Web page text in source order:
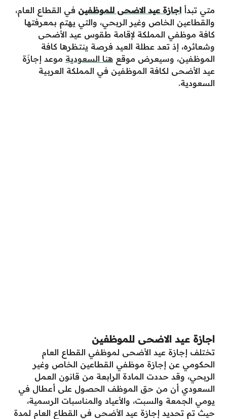
متي تبدأ اجازة عيد الاضحى للموظفين في القطاع العام،
والقطاعين الخاص وغير الربحي، والتي يهتم بمعرفتها
كافة موظفي المملكة لإقامة طقوس عيد الأضحى
وشعائره، إذ تعد عطلة العيد فرصة ينتظرها كافة
الموظفين، وسيعرض موقع هنا السعودية موعد إجازَة
عيد الأضحى لكافة الموظفين في المملكة العربية
السعودية.
اجازة عيد الاضحى للموظفين
تختلف إجازة عيد الأضحى لموظفي القطاع العام
الحكومي عن إجازة موظفي القطاعين الخاص وغير
الربحي، وقد حددت المادة الرابعة من قانون العمل
السعودي أن من حق الموظف الحصول على أعطال في
يومي الجمعة والسبت، والأعياد والمناسبات الرسمية،
حيث تم تحديد إجازة عيد الأضحى في القطاع العام لمدة